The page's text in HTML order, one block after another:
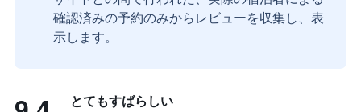
確認済みの予約のみからレビューを収集し、表
示します。
とてもすばらしい